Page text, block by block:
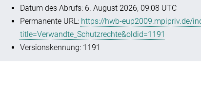
Datum des Abrufs: 6. August 2026, 09:08 UTC
Permanente URL: https://hwb-eup2009.mpipriv.de/
title=Verwandte_Schutzrechte&oldid=1191
Versionskennung: 1191